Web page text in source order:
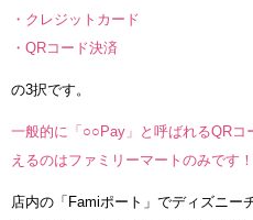
・クレジットカード
・QRコード決済
の3択です。
一般的に「○○Pay」と呼ばれるQRコ
えるのはファミリーマートのみです！
店内の「Famiポート」でディズニー